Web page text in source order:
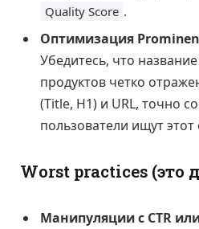
Quality Score .
Оптимизация
Убедитесь, что
продуктов четко
(Title, H1) и URL, точно
пользователи ищут
Worst practices (это
Манипуляции с CTR